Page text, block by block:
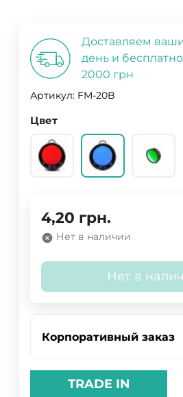
Доставляем
день и
2000 грн
Артикул: FM-20B
Цвет
4,20 грн.
Нет в наличии
Нет в
Корпоративный заказ
TRADE IN